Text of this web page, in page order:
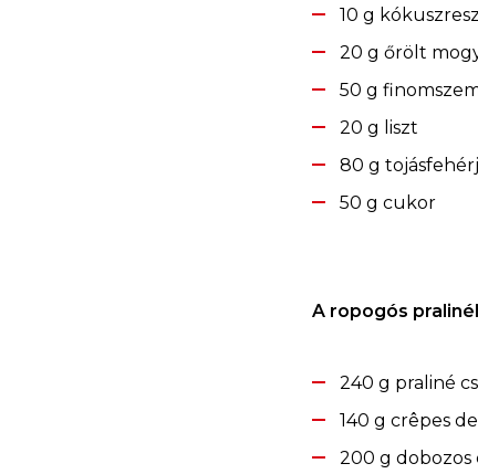
10 g
20 g őrölt
50 g
20 g liszt
80 g
50 g cukor
A ropogós
240 g praliné
140 g crêpes
200 g dobozos